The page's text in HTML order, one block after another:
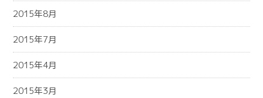
2015年8月
2015年7月
2015年4月
2015年3月